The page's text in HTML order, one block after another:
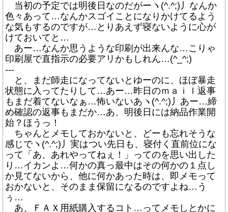
当初の予定では明後日なのだがーヽ(^.^;)丿なんか
色々あって…なんかスゴイことになりかけてるよう
な気もするのですが…とりあえず寝ないように心が
けておいてと…
あー…なんか思うような印刷が出来んな…こりゃ
印刷屋で直指示の必要アリかもしれん…(^_^;)
---
と、まだ師走になってないとゆーのに、ほぼ暴走
状態に入ってたりして…あー…昨日のｍａｉｌ返事
もまだ着てないなぁ…怖いないあヽ(^.^;)丿あー…締
め確認の返事もまだか…あ、明後日には納品作業開
始？ほうっ！
ちゃんとメモしておかないと、どーも忘れそうな
感じでヽ(^.^;)丿実はつい先日も、寝付く直前位にな
って「あ、あれやってねぇ！」ってのを思い出した
り…イカンよ…何かの真っ最中はその何かの１点し
か見てないから、他に何かあった時は、即メモって
おかないと、そのまま保留になるのですよね…う
ぅ…
あ、ＦＡＸ用紙購入するコト…ってメモしとかに